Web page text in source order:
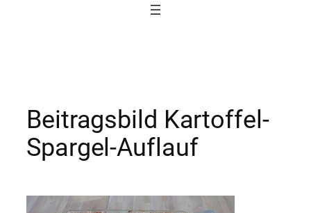
Beitragsbild Kartoffel-
Spargel-Auflauf